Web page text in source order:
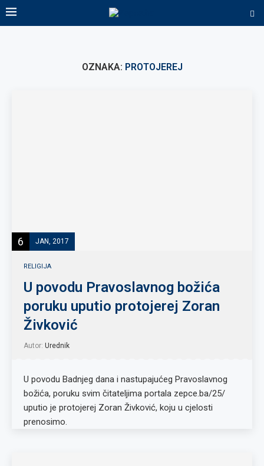
OZNAKA: PROTOJEREJ
6 JAN, 2017
RELIGIJA
U povodu Pravoslavnog božića
poruku uputio protojerej Zoran
Živković
Autor: Urednik
U povodu Badnjeg dana i nastupajućeg Pravoslavnog
božića, poruku svim čitateljima portala zepce.ba/25/
uputio je protojerej Zoran Živković, koju u cjelosti
prenosimo.